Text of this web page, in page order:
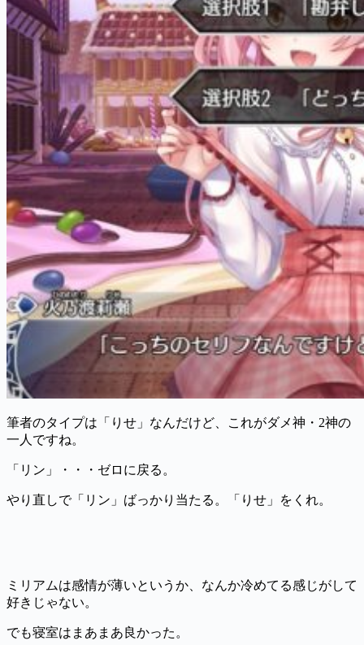
筆者のタイプは「りせ」なんだけど、これがダメ神・2神の
一人ですね。
「リン」・・・ゼロに戻る。
やり直しで「リン」ばっかり当たる。「りせ」をくれ。
ミリアムは感情が薄いというか、なんか冷めてる感じがして
好きじゃない。
でも寝室はまあまあ良かった。